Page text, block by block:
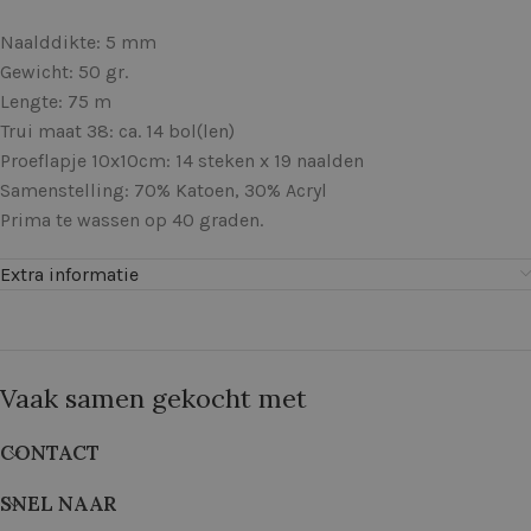
Naalddikte: 5 mm
Gewicht: 50 gr.
Lengte: 75 m
Trui maat 38: ca. 14 bol(len)
Proeflapje 10x10cm: 14 steken x 19 naalden
Samenstelling: 70% Katoen, 30% Acryl
Prima te wassen op 40 graden.
Extra informatie
Vaak samen gekocht met
CONTACT
SNEL NAAR